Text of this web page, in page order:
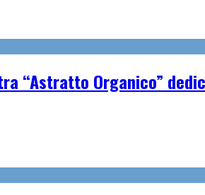
“Astratto Organico”